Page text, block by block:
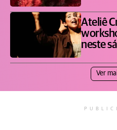
Ateliê
neste
Ver